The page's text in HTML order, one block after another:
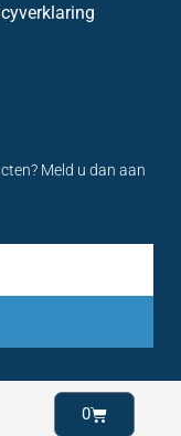
Meld u dan aan
0